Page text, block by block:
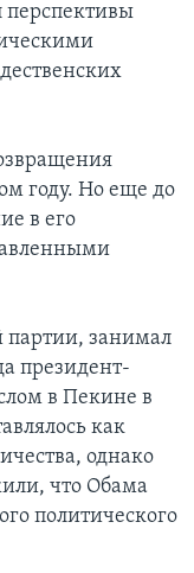
перспективы
году. Но еще до
в его
партии, занимал
президент-
в Пекине в
как
однако
что Обама
политического